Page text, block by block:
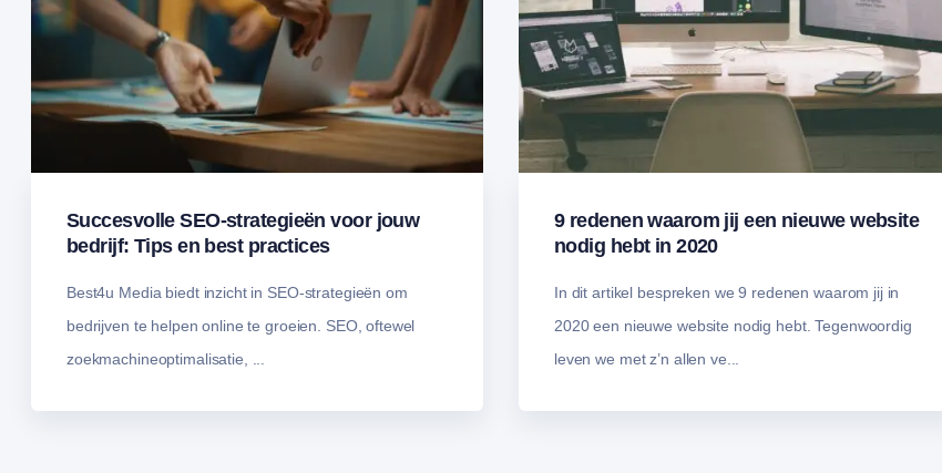
Succesvolle SEO-strategieën voor jouw
bedrijf: Tips en best practices
Best4u Media biedt inzicht in SEO-strategieën om
bedrijven te helpen online te groeien. SEO, oftewel
zoekmachineoptimalisatie, ...
9 redenen waarom jij een nieuwe website
nodig hebt in 2020
In dit artikel bespreken we 9 redenen waarom jij in
2020 een nieuwe website nodig hebt. Tegenwoordig
leven we met z’n allen ve...